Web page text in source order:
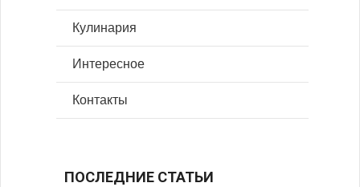
Кулинария
Интересное
Контакты
ПОСЛЕДНИЕ СТАТЬИ